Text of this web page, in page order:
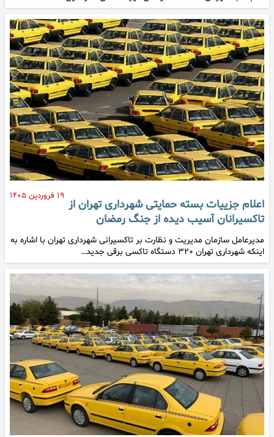
۱۹ فروردین ۱۴۰۵
اعلام جزییات بسته حمایتی شهرداری تهران از
تاکسیرانان آسیب دیده از جنگ رمضان
مدیرعامل سازمان مدیریت و نظارت بر تاکسیرانی شهرداری تهران با اشاره به
اینکه شهرداری تهران ۳۲۰ دستگاه تاکسی برقی جدید…